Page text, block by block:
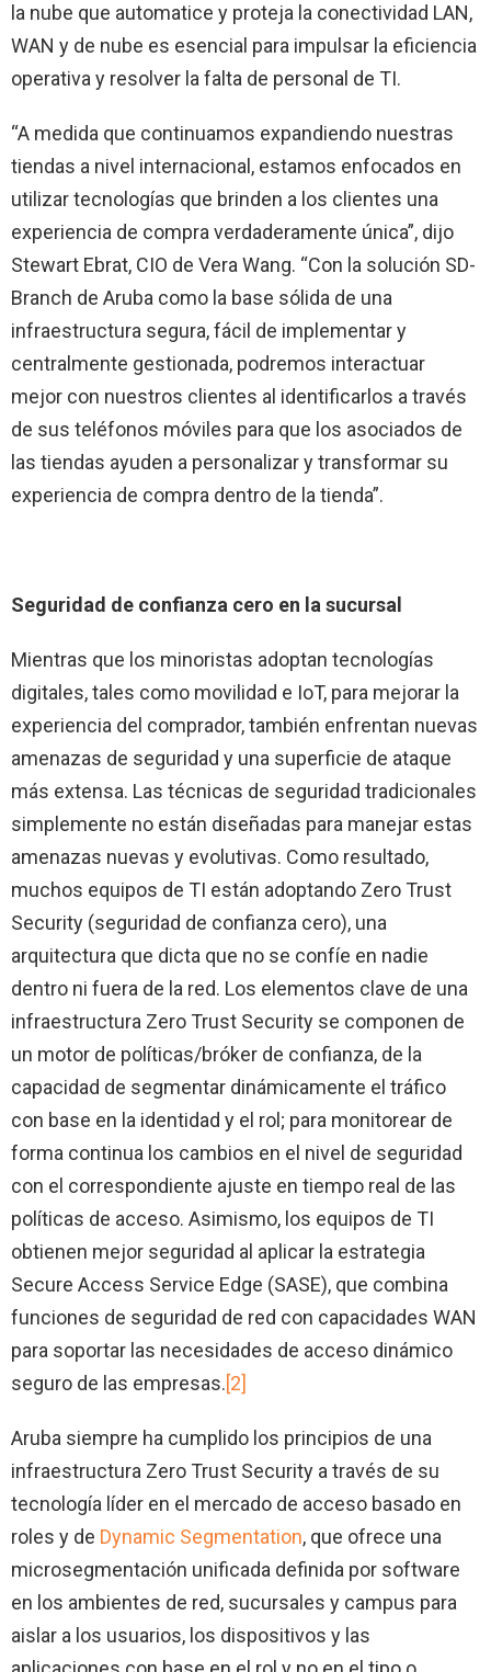
la nube que automatice y proteja la conectividad LAN,
WAN y de nube es esencial para impulsar la eficiencia
operativa y resolver la falta de personal de TI.
“A medida que continuamos expandiendo nuestras
tiendas a nivel internacional, estamos enfocados en
utilizar tecnologías que brinden a los clientes una
experiencia de compra verdaderamente única”, dijo
Stewart Ebrat, CIO de Vera Wang. “Con la solución SD-
Branch de Aruba como la base sólida de una
infraestructura segura, fácil de implementar y
centralmente gestionada, podremos interactuar
mejor con nuestros clientes al identificarlos a través
de sus teléfonos móviles para que los asociados de
las tiendas ayuden a personalizar y transformar su
experiencia de compra dentro de la tienda”.
Seguridad de confianza cero en la sucursal
Mientras que los minoristas adoptan tecnologías
digitales, tales como movilidad e IoT, para mejorar la
experiencia del comprador, también enfrentan nuevas
amenazas de seguridad y una superficie de ataque
más extensa. Las técnicas de seguridad tradicionales
simplemente no están diseñadas para manejar estas
amenazas nuevas y evolutivas. Como resultado,
muchos equipos de TI están adoptando Zero Trust
Security (seguridad de confianza cero), una
arquitectura que dicta que no se confíe en nadie
dentro ni fuera de la red. Los elementos clave de una
infraestructura Zero Trust Security se componen de
un motor de políticas/bróker de confianza, de la
capacidad de segmentar dinámicamente el tráfico
con base en la identidad y el rol; para monitorear de
forma continua los cambios en el nivel de seguridad
con el correspondiente ajuste en tiempo real de las
políticas de acceso. Asimismo, los equipos de TI
obtienen mejor seguridad al aplicar la estrategia
Secure Access Service Edge (SASE), que combina
funciones de seguridad de red con capacidades WAN
para soportar las necesidades de acceso dinámico
seguro de las empresas.[2]
Aruba siempre ha cumplido los principios de una
infraestructura Zero Trust Security a través de su
tecnología líder en el mercado de acceso basado en
roles y de Dynamic Segmentation, que ofrece una
microsegmentación unificada definida por software
en los ambientes de red, sucursales y campus para
aislar a los usuarios, los dispositivos y las